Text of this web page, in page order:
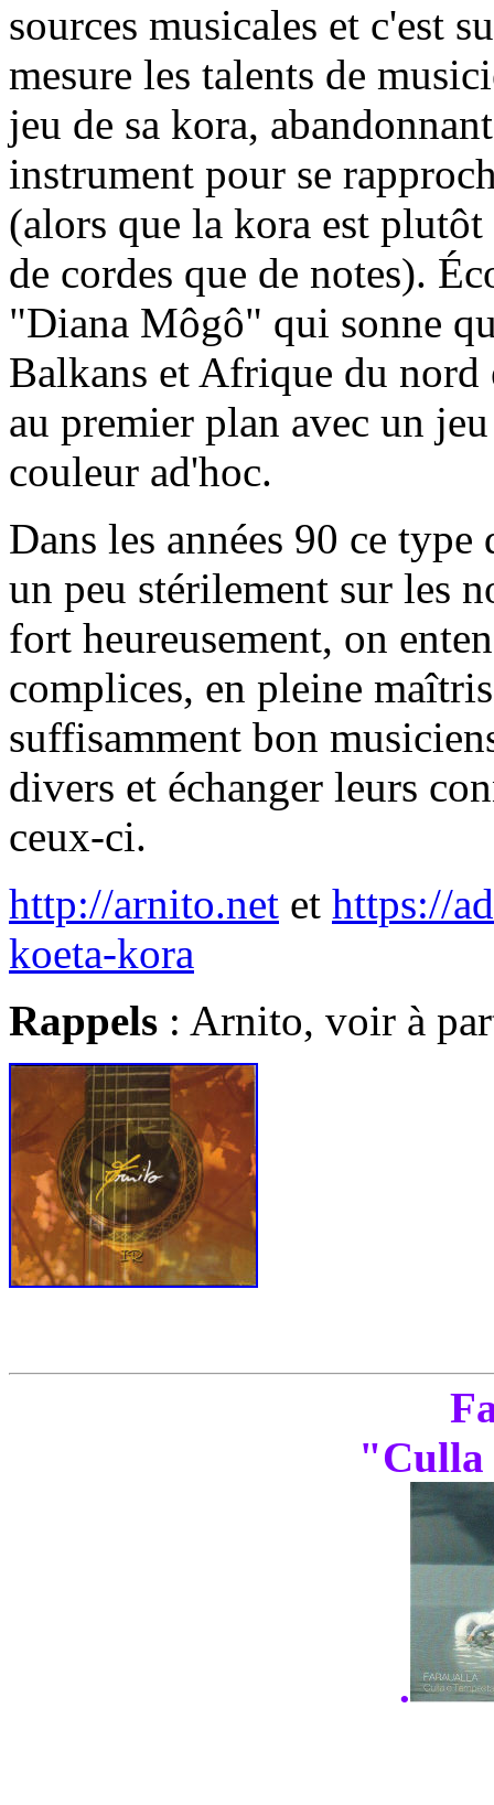
sources musicales et c'est
mesure les talents de
jeu de sa kora,
instrument pour se
(alors que la kora est
de cordes que de notes).
"Diana Môgô" qui sonne
Balkans et Afrique du nord
au premier plan avec un
couleur ad'hoc.
Dans les années 90 ce
un peu stérilement sur les
fort heureusement, on
complices, en pleine
suffisamment bon
divers et échanger leurs
ceux-ci.
http://arnito.net et https://
koeta-kora
Rappels : Arnito, voir à
"Culla
.